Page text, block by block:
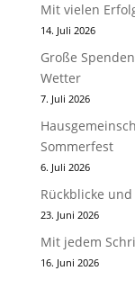
Mit vielen
14. Juli 2026
Große
Wetter
7. Juli 2026
Sommerfest
6. Juli 2026
Rückblicke
23. Juni 2026
Mit jedem
16. Juni 2026